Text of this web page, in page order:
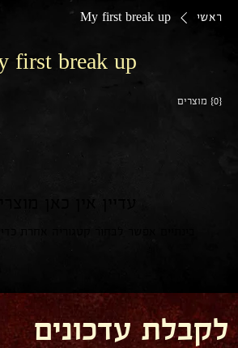
ראשי My first break up
first break up
{0} מוצרים
עדיין אין כאן
לקבלת עדכונים